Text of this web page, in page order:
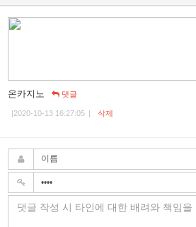
온카지노 댓글
|2020-10-13 16:27:05 | 삭제